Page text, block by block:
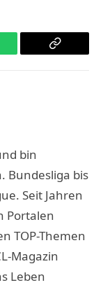
Copy
bin
Bundesliga bis
Seit Jahren
Portalen
TOP-Themen
Magazin
Leben